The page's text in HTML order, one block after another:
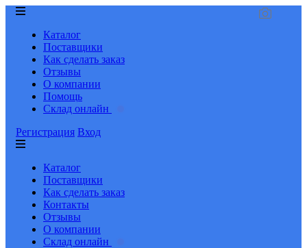
Каталог
Поставщики
Как сделать заказ
Отзывы
О компании
Помощь
Склад онлайн
Регистрация Вход
Каталог
Поставщики
Как сделать заказ
Контакты
Отзывы
О компании
Склад онлайн